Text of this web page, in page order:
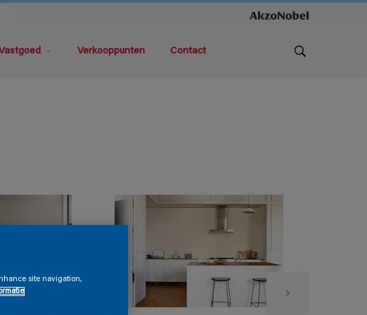
Verkooppunten Contact
site navigation,